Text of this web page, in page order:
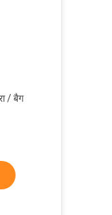
/ बैग